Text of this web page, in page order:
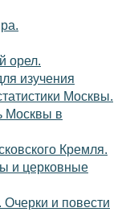
орел.
изучения
Москвы.
Москвы в
Кремля.
и церковные
и повести